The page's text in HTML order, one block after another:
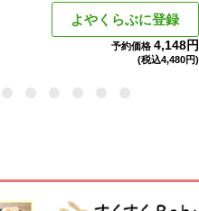
よやくらぶに登録
予約価格 4,148円
(税込4,480円)